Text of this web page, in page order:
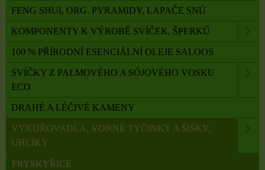
FENG SHUI, ORG. PYRAMIDY, LAPAČE SNŮ
KOMPONENTY K VÝROBĚ SVÍČEK, ŠPERKŮ
100 % PŘÍRODNÍ ESENCIÁLNÍ OLEJE SALOOS
SVÍČKY Z PALMOVÉHO A SÓJOVÉHO VOSKU
ECO
DRAHÉ A LÉČIVÉ KAMENY
VYKUŘOVADLA, VONNÉ TYČINKY A ŠIŠKY,
UHLÍKY
PRYSKYŘICE